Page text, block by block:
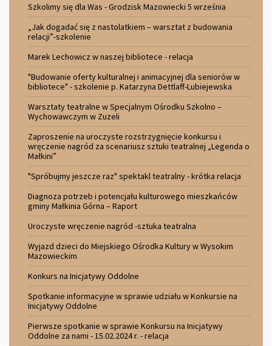
Szkolimy się dla Was - Grodzisk Mazowiecki 5 września
„Jak dogadać się z nastolatkiem – warsztat z budowania
relacji”-szkolenie
Marek Lechowicz w naszej bibliotece - relacja
"Budowanie oferty kulturalnej i animacyjnej dla seniorów w
bibliotece" - szkolenie p. Katarzyna Dettlaff-Lubiejewska
Warsztaty teatralne w Specjalnym Ośrodku Szkolno –
Wychowawczym w Zuzeli
Zaproszenie na uroczyste rozstrzygnięcie konkursu i
wręczenie nagród za scenariusz sztuki teatralnej „Legenda o
Małkini”
"Spróbujmy jeszcze raz" spektakl teatralny - krótka relacja
Diagnoza potrzeb i potencjału kulturowego mieszkańców
gminy Małkinia Górna – Raport
Uroczyste wręczenie nagród -sztuka teatralna
Wyjazd dzieci do Miejskiego Ośrodka Kultury w Wysokim
Mazowieckim
Konkurs na Inicjatywy Oddolne
Spotkanie informacyjne w sprawie udziału w Konkursie na
Inicjatywy Oddolne
Pierwsze spotkanie w sprawie Konkursu na Inicjatywy
Oddolne za nami - 15.02.2024 r. - relacja